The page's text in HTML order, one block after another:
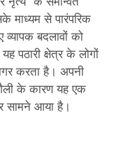
माध्यम से पारंपरिक
बदलावों को
पठारी क्षेत्र के लोगों
करता है। अपनी
के कारण यह एक
सामने आया है।